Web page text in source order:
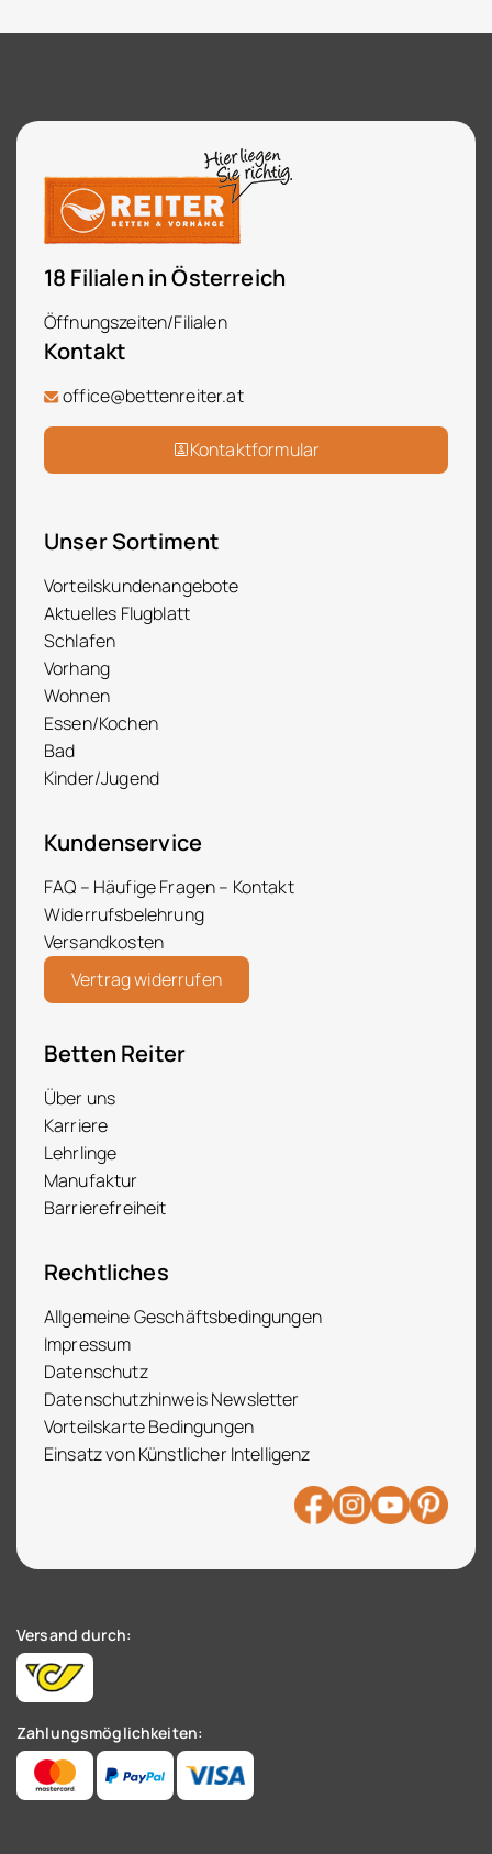
18 Filialen in Österreich
Öffnungszeiten/Filialen
Kontakt
office@bettenreiter.at
Kontaktformular
Unser Sortiment
Vorteilskundenangebote
Aktuelles Flugblatt
Schlafen
Vorhang
Wohnen
Essen/Kochen
Bad
Kinder/Jugend
Kundenservice
FAQ – Häufige Fragen – Kontakt
Widerrufsbelehrung
Versandkosten
Vertrag widerrufen
Betten Reiter
Über uns
Karriere
Lehrlinge
Manufaktur
Barrierefreiheit
Rechtliches
Allgemeine Geschäftsbedingungen
Impressum
Datenschutz
Datenschutzhinweis Newsletter
Vorteilskarte Bedingungen
Einsatz von Künstlicher Intelligenz
Versand durch:
Zahlungsmöglichkeiten: